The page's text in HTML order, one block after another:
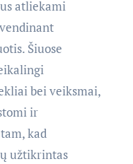
atliekami
Šiuose
bei veiksmai,
ir
kad
užtikrintas